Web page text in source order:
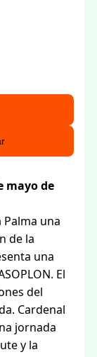
mayo de
Palma una
de la
una
El
del
Cardenal
jornada
y la